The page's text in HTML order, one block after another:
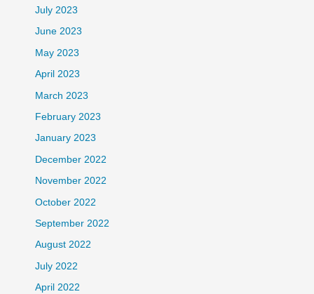
July 2023
June 2023
May 2023
April 2023
March 2023
February 2023
January 2023
December 2022
November 2022
October 2022
September 2022
August 2022
July 2022
April 2022